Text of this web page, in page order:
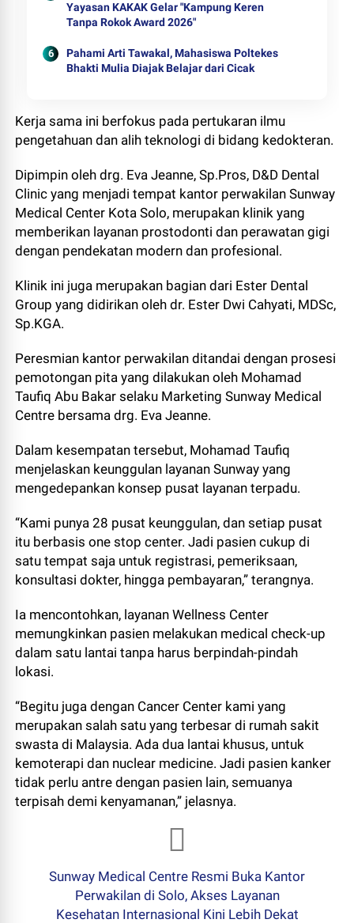
Yayasan KAKAK Gelar "Kampung Keren
Tanpa Rokok Award 2026"
Pahami Arti Tawakal, Mahasiswa Poltekes
Bhakti Mulia Diajak Belajar dari Cicak
Kerja sama ini berfokus pada pertukaran ilmu
pengetahuan dan alih teknologi di bidang kedokteran.
Dipimpin oleh drg. Eva Jeanne, Sp.Pros, D&D Dental
Clinic yang menjadi tempat kantor perwakilan Sunway
Medical Center Kota Solo, merupakan klinik yang
memberikan layanan prostodonti dan perawatan gigi
dengan pendekatan modern dan profesional.
Klinik ini juga merupakan bagian dari Ester Dental
Group yang didirikan oleh dr. Ester Dwi Cahyati, MDSc,
Sp.KGA.
Peresmian kantor perwakilan ditandai dengan prosesi
pemotongan pita yang dilakukan oleh Mohamad
Taufiq Abu Bakar selaku Marketing Sunway Medical
Centre bersama drg. Eva Jeanne.
Dalam kesempatan tersebut, Mohamad Taufiq
menjelaskan keunggulan layanan Sunway yang
mengedepankan konsep pusat layanan terpadu.
“Kami punya 28 pusat keunggulan, dan setiap pusat
itu berbasis one stop center. Jadi pasien cukup di
satu tempat saja untuk registrasi, pemeriksaan,
konsultasi dokter, hingga pembayaran,” terangnya.
Ia mencontohkan, layanan Wellness Center
memungkinkan pasien melakukan medical check-up
dalam satu lantai tanpa harus berpindah-pindah
lokasi.
“Begitu juga dengan Cancer Center kami yang
merupakan salah satu yang terbesar di rumah sakit
swasta di Malaysia. Ada dua lantai khusus, untuk
kemoterapi dan nuclear medicine. Jadi pasien kanker
tidak perlu antre dengan pasien lain, semuanya
terpisah demi kenyamanan,” jelasnya.
Sunway Medical Centre Resmi Buka Kantor
Perwakilan di Solo, Akses Layanan
Kesehatan Internasional Kini Lebih Dekat